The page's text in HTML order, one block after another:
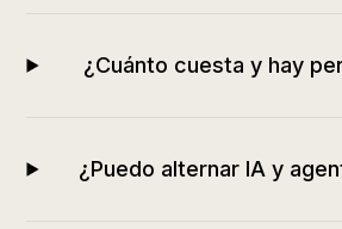
¿Cuánto cuesta y hay
¿Puedo alternar IA y